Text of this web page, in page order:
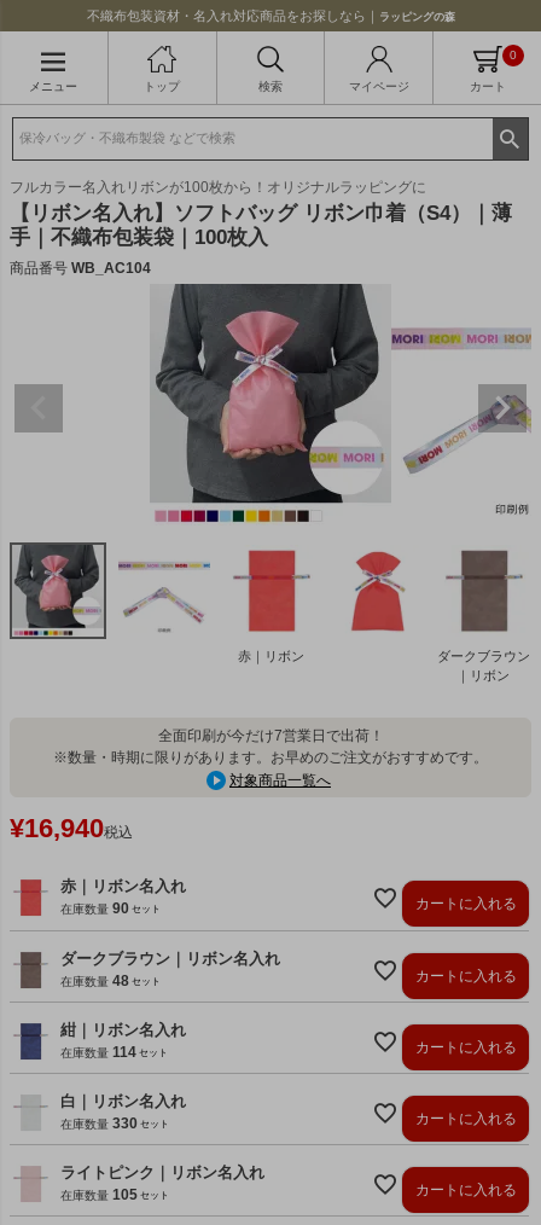
不織布包装資材・名入れ対応商品をお探しなら｜ ラッピングの森
メニュー トップ 検索 マイページ カート
0
フルカラー名入れリボンが100枚から！オリジナルラッピングに
【リボン名入れ】ソフトバッグ リボン巾着（S4）｜薄
手｜不織布包装袋｜100枚入
商品番号 WB_AC104
赤｜リボン
ダークブラウン
｜リボン
全面印刷が今だけ7営業日で出荷！
※数量・時期に限りがあります。お早めのご注文がおすすめです。
対象商品一覧へ
¥16,940税込
赤｜リボン名入れ
在庫数量 90 カートに入れる
ダークブラウン｜リボン名入れ
在庫数量 48 カートに入れる
紺｜リボン名入れ
在庫数量 114 カートに入れる
白｜リボン名入れ
在庫数量 330 カートに入れる
ライトピンク｜リボン名入れ
在庫数量 105 カートに入れる